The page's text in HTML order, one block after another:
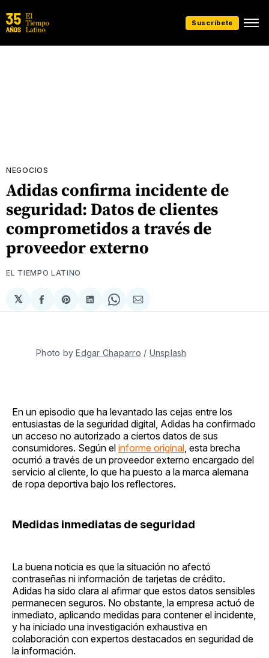
Suscríbete
NEGOCIOS
Adidas confirma incidente de
seguridad: Datos de clientes
comprometidos a través de
proveedor externo
EL TIEMPO LATINO
𝕏
Compartir
en
Share
on
Compartir
en
Share
on
Compartir
via
Photo by Edgar Chaparro / Unsplash
En un episodio que ha levantado las cejas entre los
entusiastas de la seguridad digital, Adidas ha confirmado
un acceso no autorizado a ciertos datos de sus
consumidores. Según el informe original , esta brecha
ocurrió a través de un proveedor externo encargado del
servicio al cliente, lo que ha puesto a la marca alemana
de ropa deportiva bajo los reflectores.
Medidas inmediatas de seguridad
La buena noticia es que la situación no afectó
contraseñas ni información de tarjetas de crédito.
Adidas ha sido clara al afirmar que estos datos sensibles
permanecen seguros. No obstante, la empresa actuó de
inmediato, aplicando medidas para contener el incidente,
y ha iniciado una investigación exhaustiva en
colaboración con expertos destacados en seguridad de
la información.